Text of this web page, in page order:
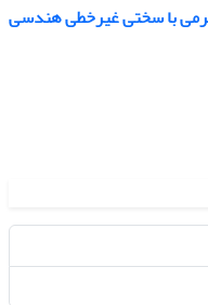
با سختی غیرخطی هندسی